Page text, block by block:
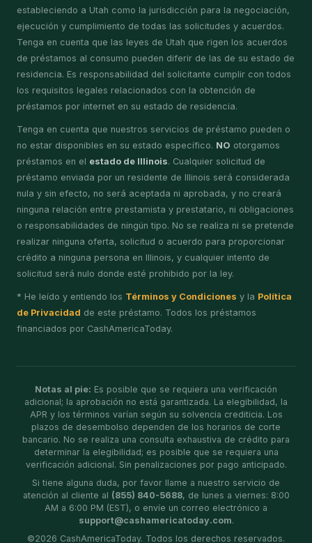
estableciendo a Utah como la jurisdicción para la negociación,
ejecución y cumplimiento de todas las solicitudes y acuerdos.
Tenga en cuenta que las leyes de Utah que rigen los acuerdos
de préstamos al consumo pueden diferir de las de su estado de
residencia. Es responsabilidad del solicitante cumplir con todos
los requisitos legales relacionados con la obtención de
préstamos por internet en su estado de residencia.
Tenga en cuenta que nuestros servicios de préstamo pueden o
no estar disponibles en su estado específico. NO otorgamos
préstamos en el estado de Illinois. Cualquier solicitud de
préstamo enviada por un residente de Illinois será considerada
nula y sin efecto, no será aceptada ni aprobada, y no creará
ninguna relación entre prestamista y prestatario, ni obligaciones
o responsabilidades de ningún tipo. No se realiza ni se pretende
realizar ninguna oferta, solicitud o acuerdo para proporcionar
crédito a ninguna persona en Illinois, y cualquier intento de
solicitud será nulo donde esté prohibido por la ley.
* He leído y entiendo los Términos y Condiciones y la Política
de Privacidad de este préstamo. Todos los préstamos
financiados por CashAmericaToday.
Notas al pie: Es posible que se requiera una verificación
adicional; la aprobación no está garantizada. La elegibilidad, la
APR y los términos varían según su solvencia crediticia. Los
plazos de desembolso dependen de los horarios de corte
bancario. No se realiza una consulta exhaustiva de crédito para
determinar la elegibilidad; es posible que se requiera una
verificación adicional. Sin penalizaciones por pago anticipado.
Si tiene alguna duda, por favor llame a nuestro servicio de
atención al cliente al (855) 840-5688, de lunes a viernes: 8:00
AM a 6:00 PM (EST), o envíe un correo electrónico a
support@cashamericatoday.com.
©2026 CashAmericaToday. Todos los derechos reservados.